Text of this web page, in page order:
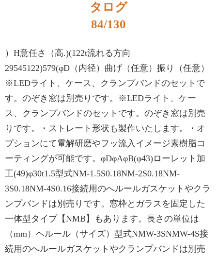
タログ
84/130
）H意任さ（高.)(122t流れる方向
29545122)579(φD（内径）曲げ（任意）振り（任意）
※LEDライト、ケース、クランプバンドのセットで
す。のぞき窓は別売りです。※LEDライト、ケー
ス、クランプバンドのセットです。のぞき窓は別売
りです。・ストレート形状も製作いたします。・オ
プションにて電解研磨やフッ流入イメージ素樹脂コ
ーティングが可能です。φDφAφB(φ43)ローレット加
工(49)φ30t1.5型式NM-1.5S0.18NM-2S0.18NM-
3S0.18NM-4S0.16接続用のへルールガスケットやクラ
ンプバンドは別売りです。窓枠とガラスを固定した
一体型タイプ【NMB】もあります。長さの単位は
（mm）ヘルール（サイズ）型式NMW-3SNMW-4S接
続用のへルールガスケットやクランプバンドは別売